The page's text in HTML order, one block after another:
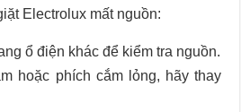
Electrolux mất nguồn:
ổ điện khác để kiểm tra nguồn.
hoặc phích cắm lỏng, hãy thay